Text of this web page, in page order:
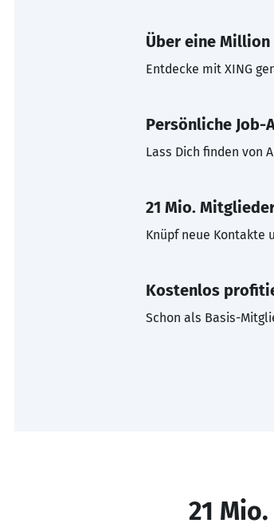
Über eine Million
Entdecke mit XING
Persönliche Job-
Lass Dich finden von
21 Mio.
Knüpf neue Kontakte
Kostenlos
Schon als Basis-
21